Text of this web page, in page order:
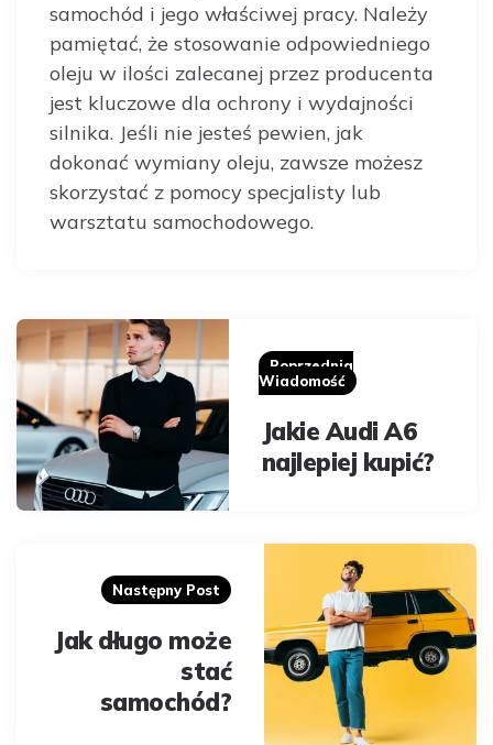
samochód i jego właściwej pracy. Należy
pamiętać, że stosowanie odpowiedniego
oleju w ilości zalecanej przez producenta
jest kluczowe dla ochrony i wydajności
silnika. Jeśli nie jesteś pewien, jak
dokonać wymiany oleju, zawsze możesz
skorzystać z pomocy specjalisty lub
warsztatu samochodowego.
Post
navigation
Poprzednia
Wiadomość
Jakie Audi A6
najlepiej kupić?
Następny Post
Jak długo może
stać
samochód?